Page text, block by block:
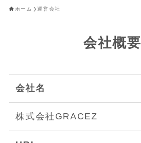
ホーム 運営会社
会社概要
会社名
株式会社GRACEZ